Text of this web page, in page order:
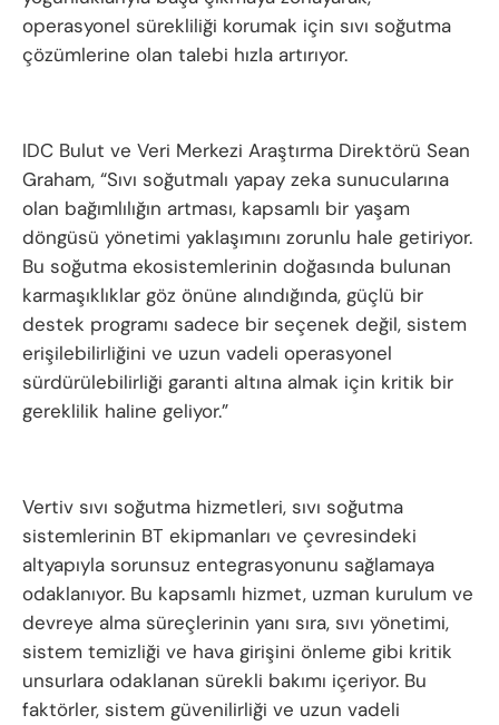
operasyonel sürekliliği korumak için sıvı soğutma
çözümlerine olan talebi hızla artırıyor.
IDC Bulut ve Veri Merkezi Araştırma Direktörü Sean
Graham, “Sıvı soğutmalı yapay zeka sunucularına
olan bağımlılığın artması, kapsamlı bir yaşam
döngüsü yönetimi yaklaşımını zorunlu hale getiriyor.
Bu soğutma ekosistemlerinin doğasında bulunan
karmaşıklıklar göz önüne alındığında, güçlü bir
destek programı sadece bir seçenek değil, sistem
erişilebilirliğini ve uzun vadeli operasyonel
sürdürülebilirliği garanti altına almak için kritik bir
gereklilik haline geliyor.”
Vertiv sıvı soğutma hizmetleri, sıvı soğutma
sistemlerinin BT ekipmanları ve çevresindeki
altyapıyla sorunsuz entegrasyonunu sağlamaya
odaklanıyor. Bu kapsamlı hizmet, uzman kurulum ve
devreye alma süreçlerinin yanı sıra, sıvı yönetimi,
sistem temizliği ve hava girişini önleme gibi kritik
unsurlara odaklanan sürekli bakımı içeriyor. Bu
faktörler, sistem güvenilirliği ve uzun vadeli